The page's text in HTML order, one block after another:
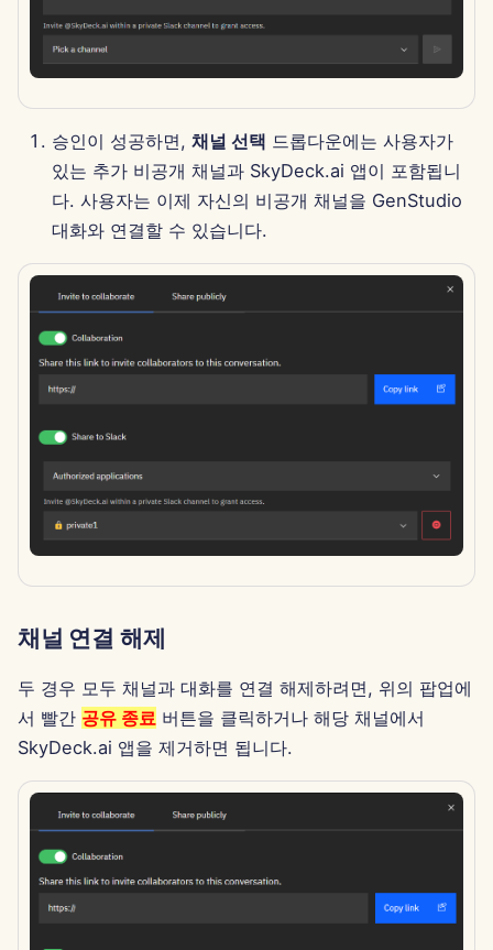
2024년 9월 20일
2024년 9월 13일
2024년 9월 6일
2024년 8월 23일
2024년 8월 16일
2024년 8월 9일
2024년 8월 2일
2024년 7월 26일
2024년 7월 5일
2024년 6월 21일
2023년 11월 12일
2023년 11월 6일
2023년 10월 30일
2023년 10월 23일
승인이 성공하면, 채널 선택 드롭다운에는 사용자가
있는 추가 비공개 채널과 SkyDeck.ai 앱이 포함됩니
다. 사용자는 이제 자신의 비공개 채널을 GenStudio
대화와 연결할 수 있습니다.
채널 연결 해제
두 경우 모두 채널과 대화를 연결 해제하려면, 위의 팝업에
서 빨간 공유 종료 버튼을 클릭하거나 해당 채널에서
SkyDeck.ai 앱을 제거하면 됩니다.